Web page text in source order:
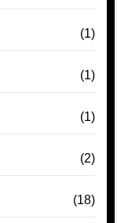
(1)
(1)
(1)
(2)
(18)